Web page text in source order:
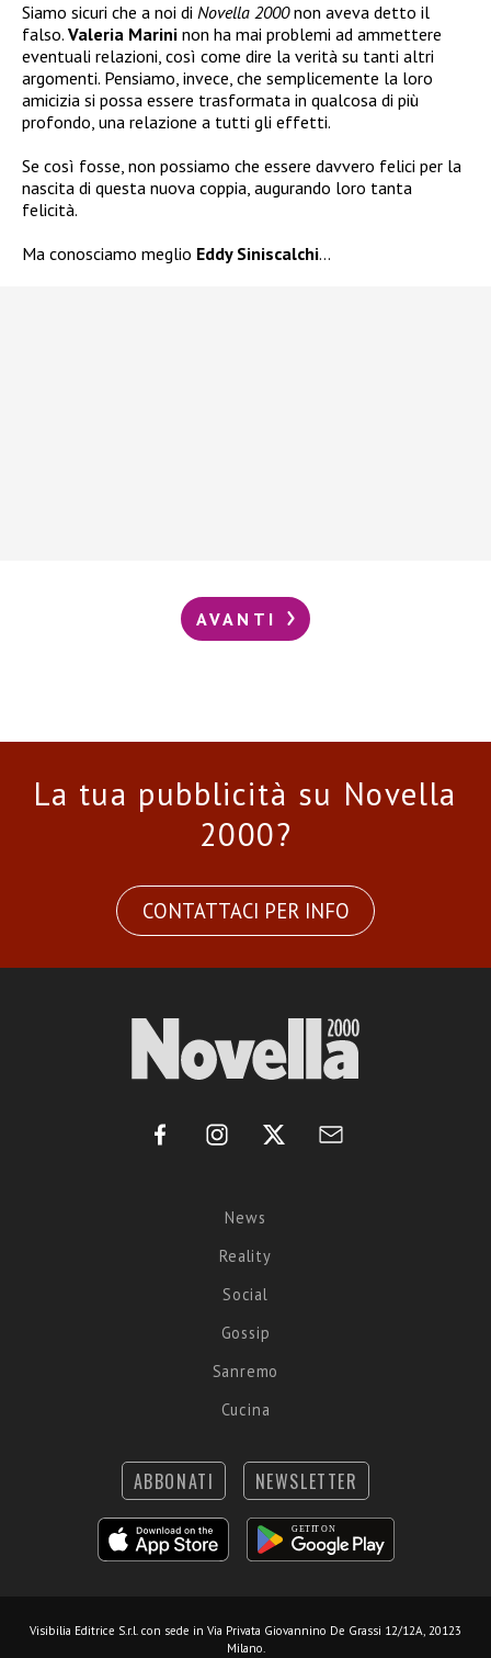
Siamo sicuri che a noi di Novella 2000non aveva detto il
falso. Valeria Marini non ha mai problemi ad ammettere
eventuali relazioni, così come dire la verità su tanti altri
argomenti. Pensiamo, invece, che semplicemente la loro
amicizia si possa essere trasformata in qualcosa di più
profondo, una relazione a tutti gli effetti.
Se così fosse, non possiamo che essere davvero felici per la
nascita di questa nuova coppia, augurando loro tanta
felicità.
Ma conosciamo meglio Eddy Siniscalchi…
AVANTI
La tua pubblicità su Novella
2000?
CONTATTACI PER INFO
News
Reality
Social
Gossip
Sanremo
Cucina
ABBONATI NEWSLETTER
Visibilia Editrice S.r.l. con sede in Via Privata Giovannino De Grassi 12/12A, 20123
Milano.